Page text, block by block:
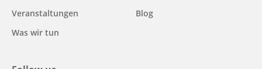
Veranstaltungen
Was wir tun
Blog